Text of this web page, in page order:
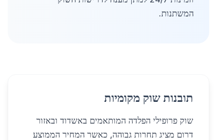
המשתנות.
תובנות שוק מקומיות
שוק פרופילי הפלדה המותאמים באשדוד ובאזור
דרום מציג תחרות גבוהה, כאשר המחיר הממוצע